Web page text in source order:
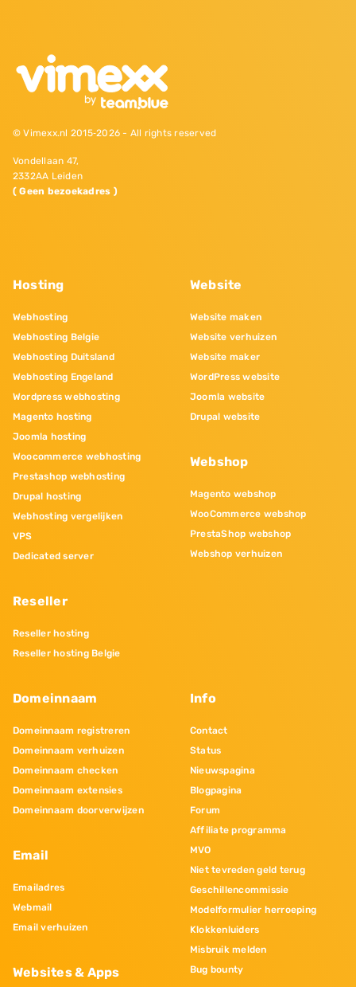
© Vimexx.nl 2015‐2026 - All rights reserved
Vondellaan 47,
2332AA Leiden
( Geen bezoekadres )
Hosting
Webhosting
Webhosting Belgie
Webhosting Duitsland
Webhosting Engeland
Wordpress webhosting
Magento hosting
Joomla hosting
Woocommerce webhosting
Prestashop webhosting
Drupal hosting
Webhosting vergelijken
VPS
Dedicated server
Reseller
Reseller hosting
Reseller hosting Belgie
Website
Website maken
Website verhuizen
Website maker
WordPress website
Joomla website
Drupal website
Webshop
Magento webshop
WooCommerce webshop
PrestaShop webshop
Webshop verhuizen
Domeinnaam
Domeinnaam registreren
Domeinnaam verhuizen
Domeinnaam checken
Domeinnaam extensies
Domeinnaam doorverwijzen
Email
Emailadres
Webmail
Email verhuizen
Websites & Apps
Info
Contact
Status
Nieuwspagina
Blogpagina
Forum
Affiliate programma
MVO
Niet tevreden geld terug
Geschillencommissie
Modelformulier herroeping
Klokkenluiders
Misbruik melden
Bug bounty